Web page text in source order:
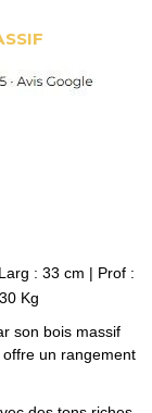
: 33 cm | Prof :
Kg
son bois massif
un rangement